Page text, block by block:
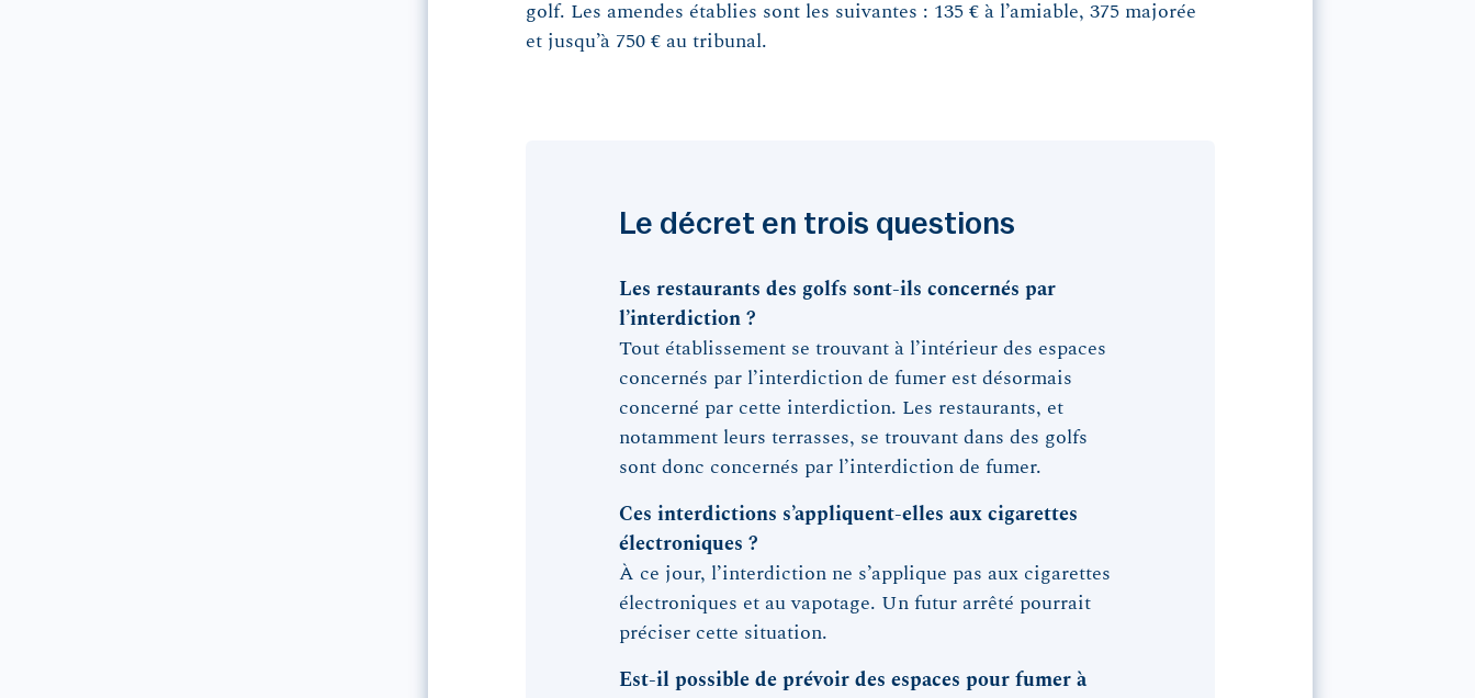
golf. Les amendes établies sont les suivantes : 135 € à l’amiable, 375 majorée
et jusqu’à 750 € au tribunal.
Le décret en trois questions
Les restaurants des golfs sont-ils concernés par
l’interdiction ?
Tout établissement se trouvant à l’intérieur des espaces
concernés par l’interdiction de fumer est désormais
concerné par cette interdiction. Les restaurants, et
notamment leurs terrasses, se trouvant dans des golfs
sont donc concernés par l’interdiction de fumer.
Ces interdictions s’appliquent-elles aux cigarettes
électroniques ?
À ce jour, l’interdiction ne s’applique pas aux cigarettes
électroniques et au vapotage. Un futur arrêté pourrait
préciser cette situation.
Est-il possible de prévoir des espaces pour fumer à